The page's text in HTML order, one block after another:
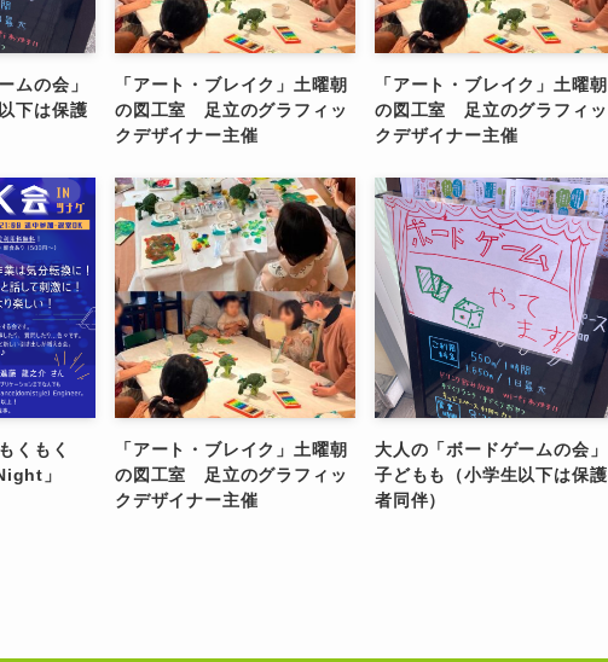
ムの会」
下は保護
「アート・ブレイク」土曜朝
の図工室 足立のグラフィッ
クデザイナー主催
「アート・ブレイク」土曜朝
の図工室 足立のグラフィッ
クデザイナー主催
くもく
」
「アート・ブレイク」土曜朝
の図工室 足立のグラフィッ
クデザイナー主催
大人の「ボードゲームの会」
子どもも（小学生以下は保護
者同伴）